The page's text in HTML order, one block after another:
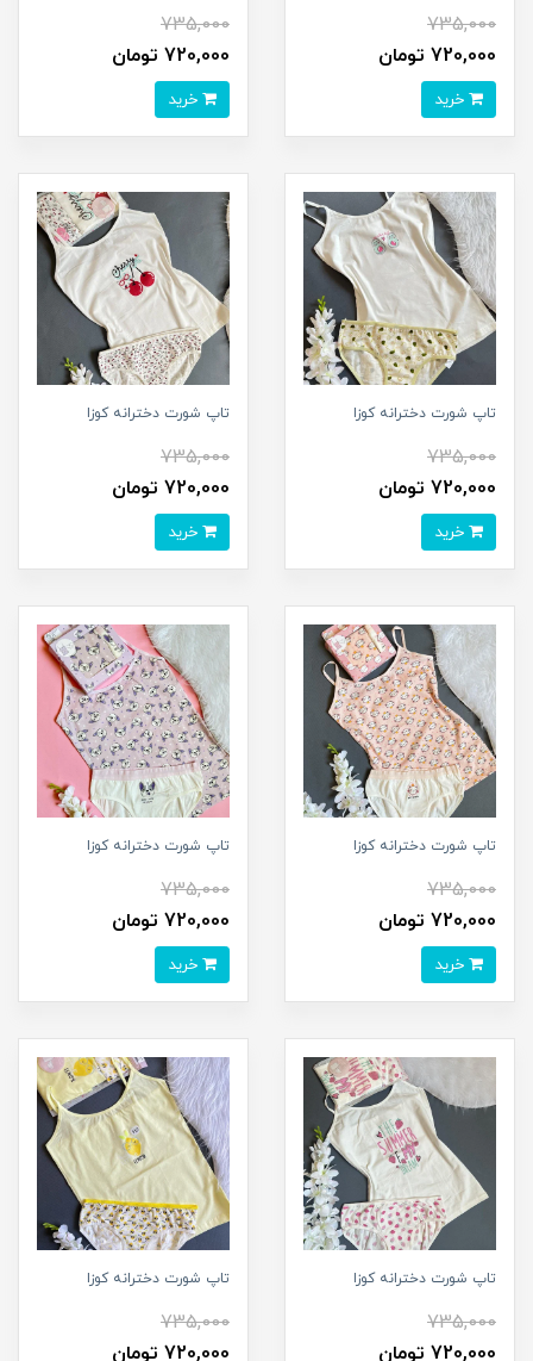
735,000
720,000 تومان
735,000
720,000 تومان
تاپ شورت دخترانه کوزا
735,000
720,000 تومان
تاپ شورت دخترانه کوزا
735,000
720,000 تومان
تاپ شورت دخترانه کوزا
735,000
720,000 تومان
تاپ شورت دخترانه کوزا
735,000
720,000 تومان
تاپ شورت دخترانه کوزا
735,000
720,000 تومان
تاپ شورت دخترانه کوزا
735,000
720,000 تومان